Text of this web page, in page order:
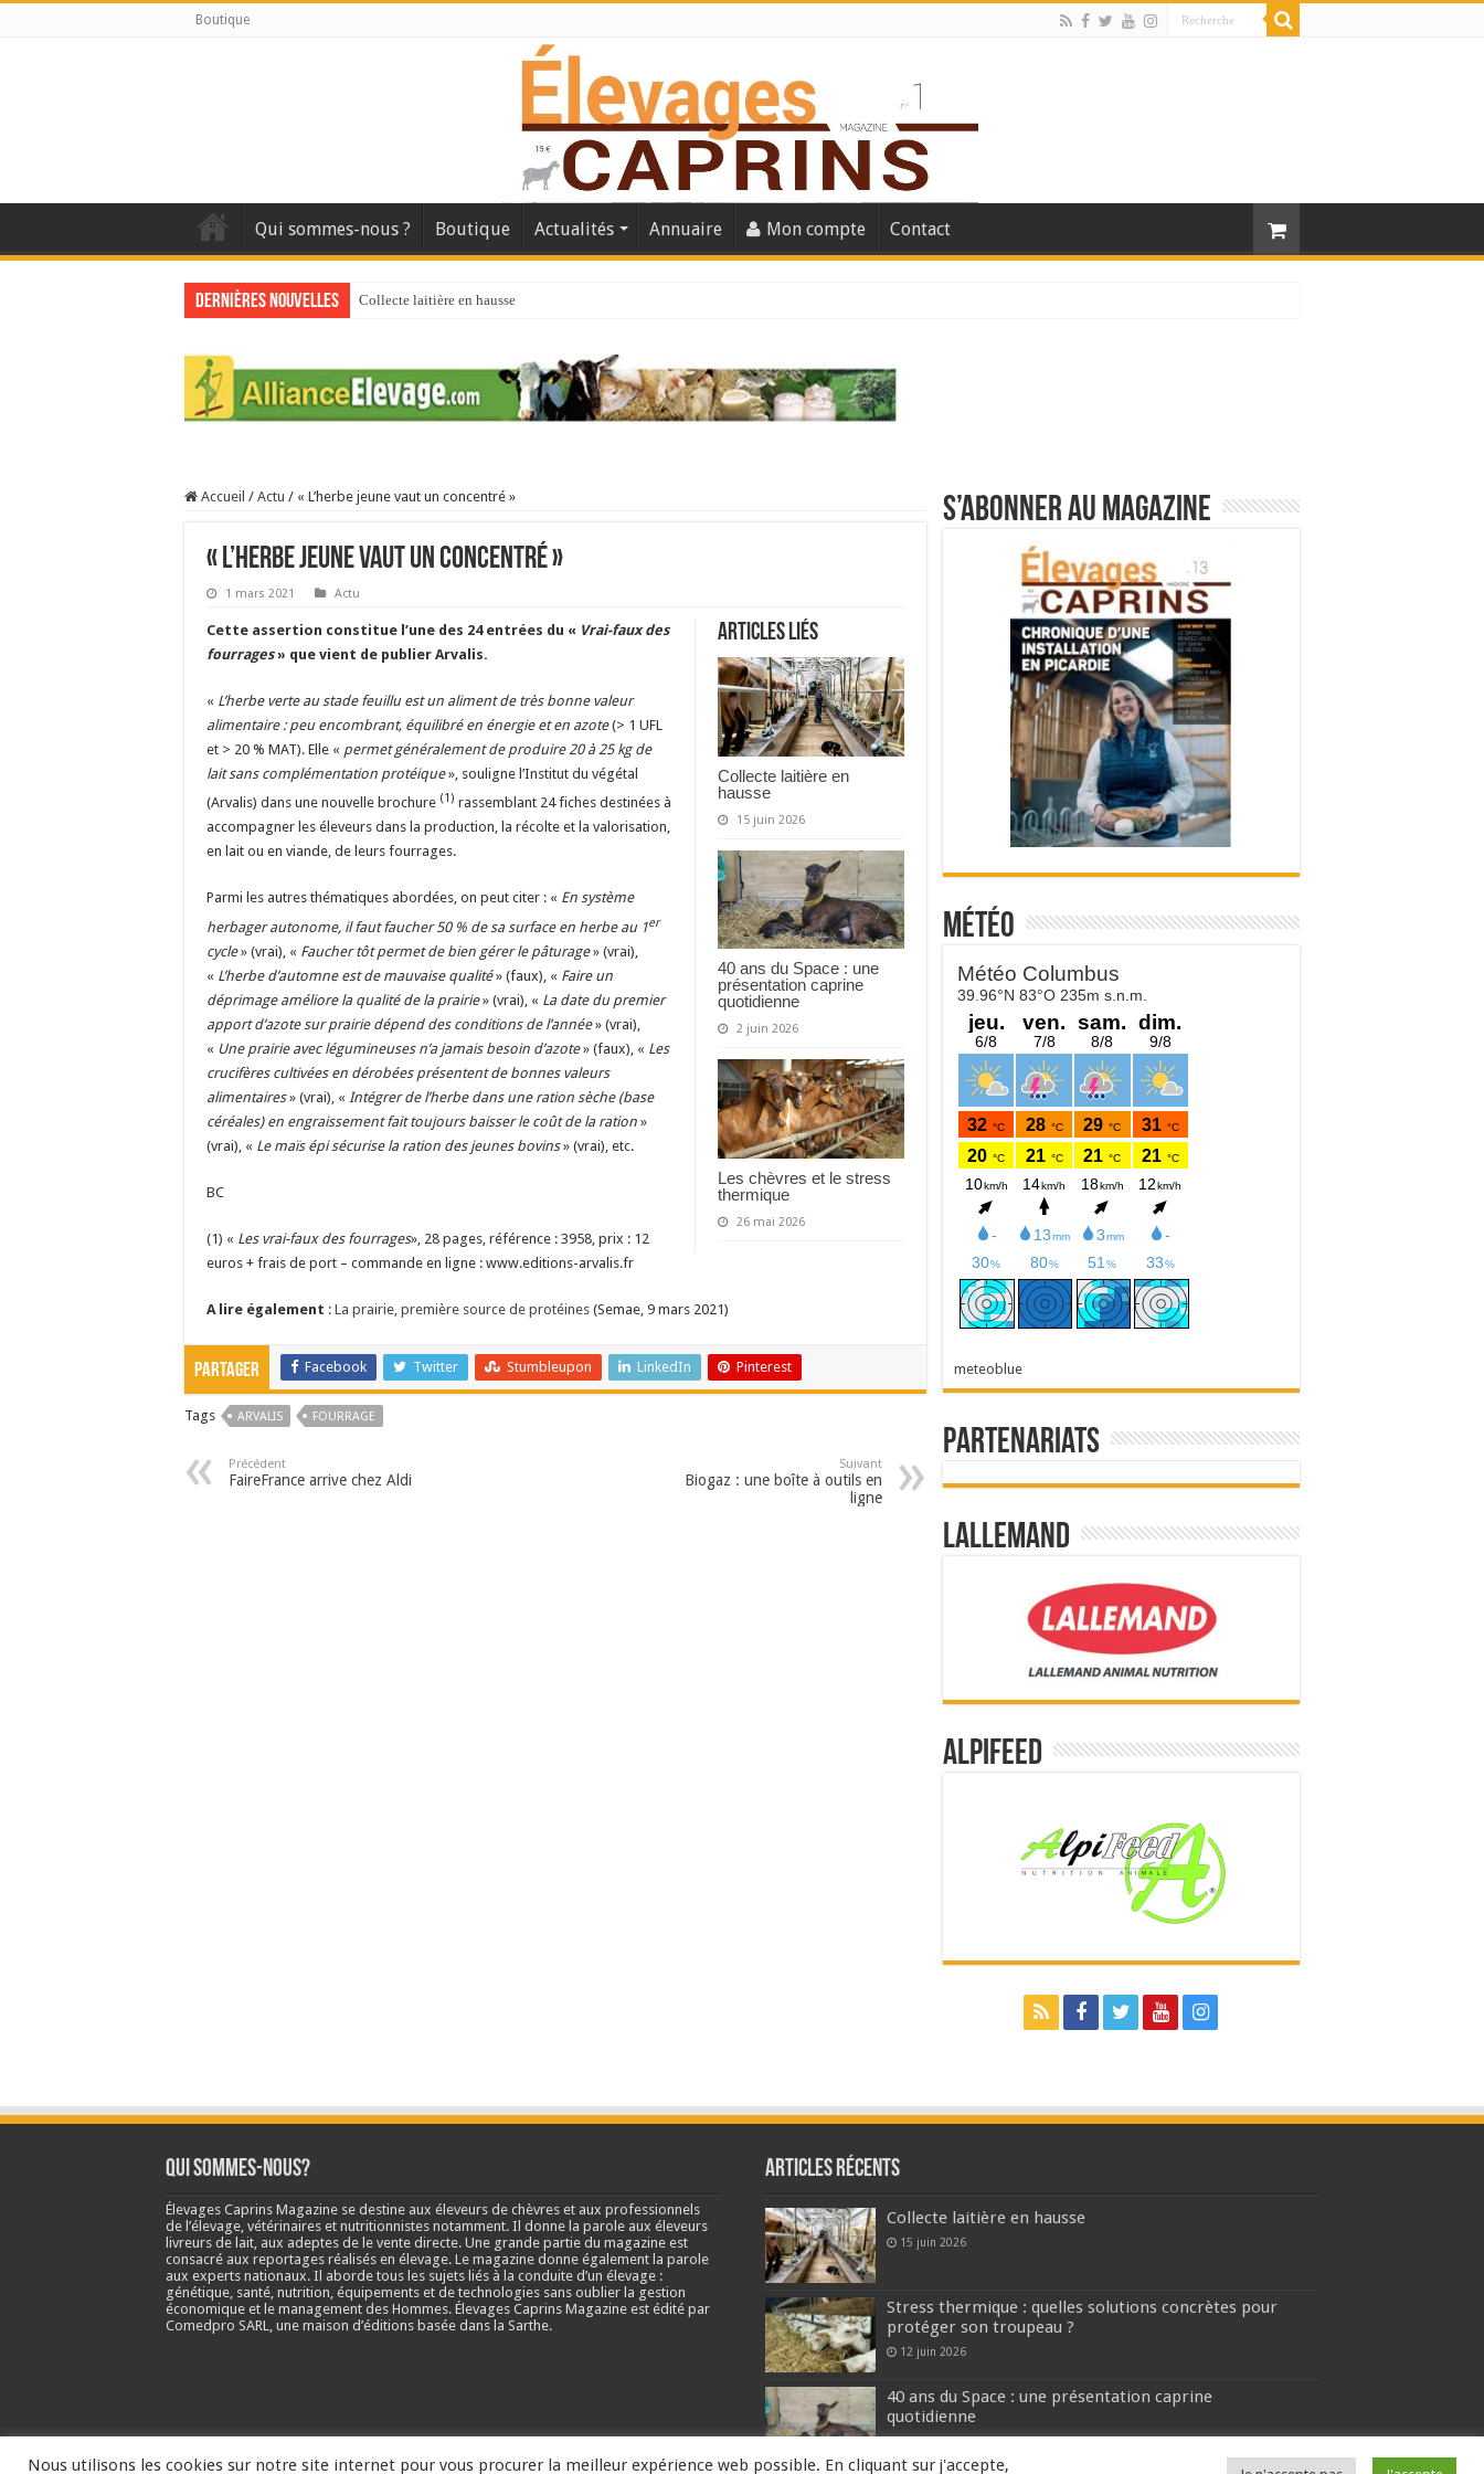
Boutique
Qui sommes-nous ? Boutique Actualités Annuaire Mon compte Contact
Dernières nouvelles Collecte laitière en hausse
40 ans du Space : une présentation caprine quotidienne
Les chèvres et le stress thermique
Accueil / Actu / « L’herbe jeune vaut un concentré »
« L’herbe jeune vaut un concentré »
1 mars 2021 Actu
Articles liés
Collecte laitière en
hausse
15 juin 2026
40 ans du Space : une
présentation caprine
quotidienne
2 juin 2026
Les chèvres et le stress
thermique
26 mai 2026
Cette assertion constitue l’une des 24 entrées du « Vrai-faux des
fourrages» que vient de publier Arvalis.
« L’herbe verte au stade feuillu est un aliment de très bonne valeur
alimentaire : peu encombrant, équilibré en énergie et en azote(> 1 UFL
et > 20 % MAT). Elle « permet généralement de produire 20 à 25 kg de
lait sans complémentation protéique», souligne l’Institut du végétal
(Arvalis) dans une nouvelle brochure (1) rassemblant 24 fiches destinées à
accompagner les éleveurs dans la production, la récolte et la valorisation,
en lait ou en viande, de leurs fourrages.
Parmi les autres thématiques abordées, on peut citer : « En système
herbager autonome, il faut faucher 50 % de sa surface en herbe au 1er
cycle» (vrai), « Faucher tôt permet de bien gérer le pâturage» (vrai),
« L’herbe d’automne est de mauvaise qualité» (faux), « Faire un
déprimage améliore la qualité de la prairie» (vrai), « La date du premier
apport d’azote sur prairie dépend des conditions de l’année» (vrai),
« Une prairie avec légumineuses n’a jamais besoin d’azote» (faux), « Les
crucifères cultivées en dérobées présentent de bonnes valeurs
alimentaires» (vrai), « Intégrer de l’herbe dans une ration sèche (base
céréales) en engraissement fait toujours baisser le coût de la ration »
(vrai), « Le maïs épi sécurise la ration des jeunes bovins» (vrai), etc.
BC
(1) « Les vrai-faux des fourrages», 28 pages, référence : 3958, prix : 12
euros + frais de port – commande en ligne : www.editions-arvalis.fr
A lire également : La prairie, première source de protéines (Semae, 9 mars 2021)
Partager Facebook Twitter Stumbleupon LinkedIn Pinterest
Tags ARVALIS FOURRAGE
Précédent
FaireFrance arrive chez Aldi
Suivant
Biogaz : une boîte à outils en
ligne
S’abonner au magazine
Météo
meteoblue
Partenariats
Lallemand
Alpifeed
Qui sommes-nous?
Élevages Caprins Magazine se destine aux éleveurs de chèvres et aux professionnels
de l’élevage, vétérinaires et nutritionnistes notamment. Il donne la parole aux éleveurs
livreurs de lait, aux adeptes de le vente directe. Une grande partie du magazine est
consacré aux reportages réalisés en élevage. Le magazine donne également la parole
aux experts nationaux. Il aborde tous les sujets liés à la conduite d’un élevage :
génétique, santé, nutrition, équipements et de technologies sans oublier la gestion
économique et le management des Hommes. Élevages Caprins Magazine est édité par
Comedpro SARL, une maison d’éditions basée dans la Sarthe.
Articles récents
Collecte laitière en hausse
15 juin 2026
Stress thermique : quelles solutions concrètes pour
protéger son troupeau ?
12 juin 2026
40 ans du Space : une présentation caprine
quotidienne
2 juin 2026
Nous utilisons les cookies sur notre site internet pour vous procurer la meilleur expérience web possible. En cliquant sur j'accepte,